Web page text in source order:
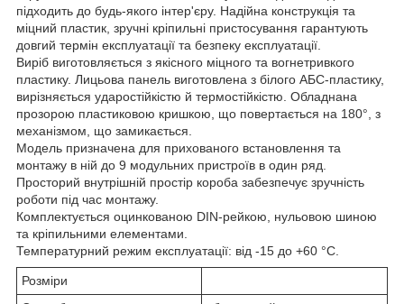
підходить до будь-якого інтер'єру. Надійна конструкція та
міцний пластик, зручні кріпильні пристосування гарантують
довгий термін експлуатації та безпеку експлуатації.
Виріб виготовляється з якісного міцного та вогнетривкого
пластику. Лицьова панель виготовлена з білого АБС-пластику,
вирізняється ударостійкістю й термостійкістю. Обладнана
прозорою пластиковою кришкою, що повертається на 180°, з
механізмом, що замикається.
Модель призначена для прихованого встановлення та
монтажу в ній до 9 модульних пристроїв в один ряд.
Просторий внутрішній простір короба забезпечує зручність
роботи під час монтажу.
Комплектується оцинкованою DIN-рейкою, нульовою шиною
та кріпильними елементами.
Температурний режим експлуатації: від -15 до +60 °C.
Розміри